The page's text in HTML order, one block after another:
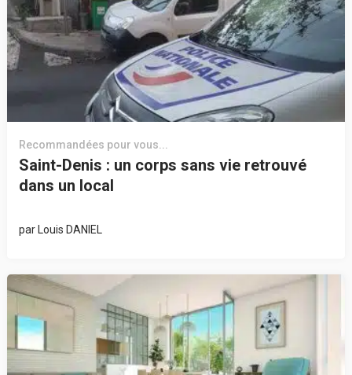
Recommandées pour vous...
Saint-Denis : un corps sans vie retrouvé
dans un local
parLouis DANIEL